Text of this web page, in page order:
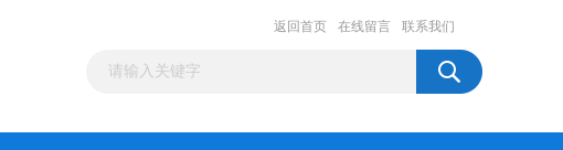
返回首页 在线留言 联系我们